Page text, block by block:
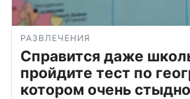
РАЗВЛЕЧЕНИЯ
Справится даже
пройдите тест по
котором очень